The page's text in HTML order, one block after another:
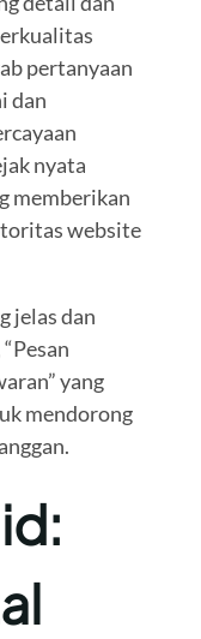
pertanyaan
dan
nyata
memberikan
website
jelas dan
yang
mendorong